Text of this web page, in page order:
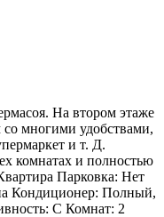
На втором этаже
со многими удобствами,
и т. Д.
комнатах и полностью
Парковка: Нет
Кондиционер: Полный,
C Комнат: 2